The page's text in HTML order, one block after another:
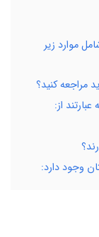
موارد زیر
کنید؟
از:
وجود دارد: